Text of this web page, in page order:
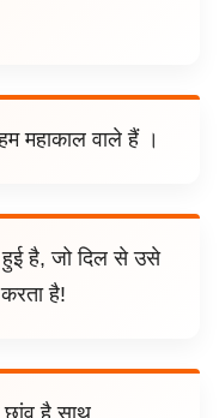
महाकाल वाले हैं ।
हुई है, जो दिल से उसे
है!
है साथ